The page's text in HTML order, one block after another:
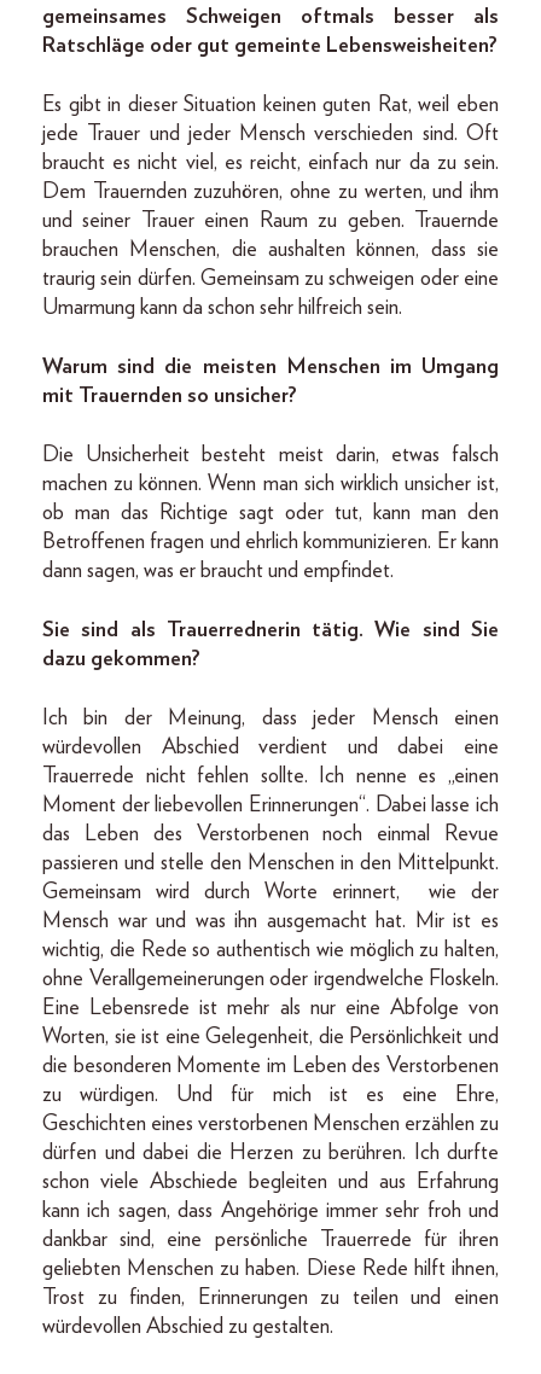
gemeinsames Schweigen oftmals besser als
Ratschläge oder gut gemeinte Lebensweisheiten?
Es gibt in dieser Situation keinen guten Rat, weil eben
jede Trauer und jeder Mensch verschieden sind. Oft
braucht es nicht viel, es reicht, einfach nur da zu sein.
Dem Trauernden zuzuhören, ohne zu werten, und ihm
und seiner Trauer einen Raum zu geben. Trauernde
brauchen Menschen, die aushalten können, dass sie
traurig sein dürfen. Gemeinsam zu schweigen oder eine
Umarmung kann da schon sehr hilfreich sein.
Warum sind die meisten Menschen im Umgang
mit Trauernden so unsicher?
Die Unsicherheit besteht meist darin, etwas falsch
machen zu können. Wenn man sich wirklich unsicher ist,
ob man das Richtige sagt oder tut, kann man den
Betroffenen fragen und ehrlich kommunizieren. Er kann
dann sagen, was er braucht und empfindet.
Sie sind als Trauerrednerin tätig. Wie sind Sie
dazu gekommen?
Ich bin der Meinung, dass jeder Mensch einen
würdevollen Abschied verdient und dabei eine
Trauerrede nicht fehlen sollte. Ich nenne es „einen
Moment der liebevollen Erinnerungen“. Dabei lasse ich
das Leben des Verstorbenen noch einmal Revue
passieren und stelle den Menschen in den Mittelpunkt.
Gemeinsam wird durch Worte erinnert, wie der
Mensch war und was ihn ausgemacht hat. Mir ist es
wichtig, die Rede so authentisch wie möglich zu halten,
ohne Verallgemeinerungen oder irgendwelche Floskeln.
Eine Lebensrede ist mehr als nur eine Abfolge von
Worten, sie ist eine Gelegenheit, die Persönlichkeit und
die besonderen Momente im Leben des Verstorbenen
zu würdigen. Und für mich ist es eine Ehre,
Geschichten eines verstorbenen Menschen erzählen zu
dürfen und dabei die Herzen zu berühren. Ich durfte
schon viele Abschiede begleiten und aus Erfahrung
kann ich sagen, dass Angehörige immer sehr froh und
dankbar sind, eine persönliche Trauerrede für ihren
geliebten Menschen zu haben. Diese Rede hilft ihnen,
Trost zu finden, Erinnerungen zu teilen und einen
würdevollen Abschied zu gestalten.